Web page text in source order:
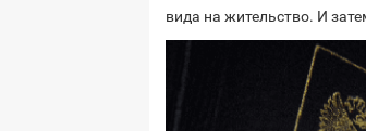
вида на жительство. И